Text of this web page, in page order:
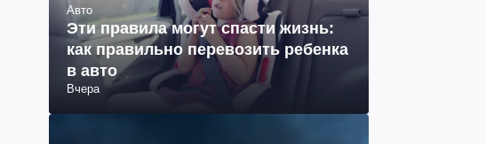
Авто
Эти правила могут спасти жизнь:
как правильно перевозить ребенка
в авто
Вчера